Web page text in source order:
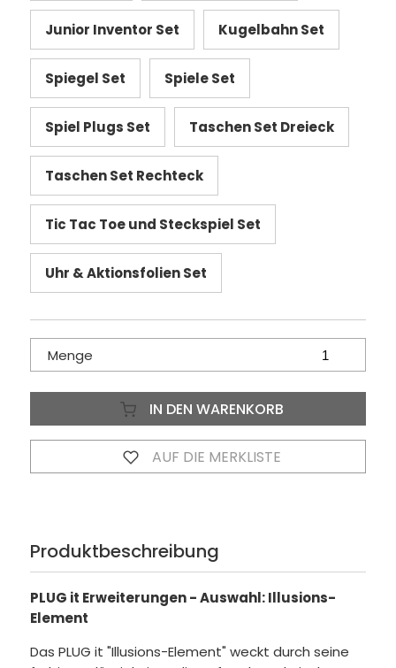
Junior Inventor Set Kugelbahn Set
Spiegel Set Spiele Set
Spiel Plugs Set Taschen Set Dreieck
Taschen Set Rechteck
Tic Tac Toe und Steckspiel Set
Uhr & Aktionsfolien Set
Menge
IN DEN WARENKORB
AUF DIE MERKLISTE
Produktbeschreibung
PLUG it Erweiterungen - Auswahl: Illusions-
Element
Das PLUG it "Illusions-Element" weckt durch seine